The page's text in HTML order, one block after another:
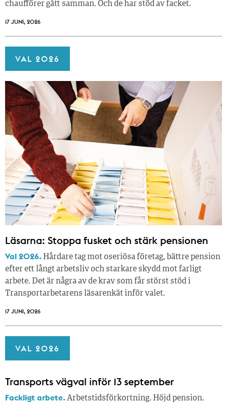
chaufförer gått samman. Och de har stöd av facket.
17 JUNI, 2026
VAL 2026
Läsarna: Stoppa fusket och stärk pensionen
Val 2026. Hårdare tag mot oseriösa företag, bättre pension
efter ett långt arbetsliv och starkare skydd mot farligt
arbete. Det är några av de krav som får störst stöd i
Transportarbetarens läsar­enkät inför valet.
17 JUNI, 2026
VAL 2026
Transports vägval inför 13 september
Fackligt arbete.Arbetstidsförkortning. Höjd pension.